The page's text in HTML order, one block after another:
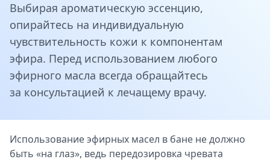
Выбирая ароматическую эссенцию,
опирайтесь на индивидуальную
чувствительность кожи к компонентам
эфира. Перед использованием любого
эфирного масла всегда обращайтесь
за консультацией к лечащему врачу.
Использование эфирных масел в бане не должно
быть «на глаз», ведь передозировка чревата